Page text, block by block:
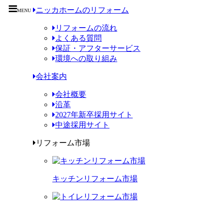
MENU ニッカホームのリフォーム
リフォームの流れ
よくある質問
保証・アフターサービス
環境への取り組み
会社案内
会社概要
沿革
2027年新卒採用サイト
中途採用サイト
リフォーム市場
キッチンリフォーム市場